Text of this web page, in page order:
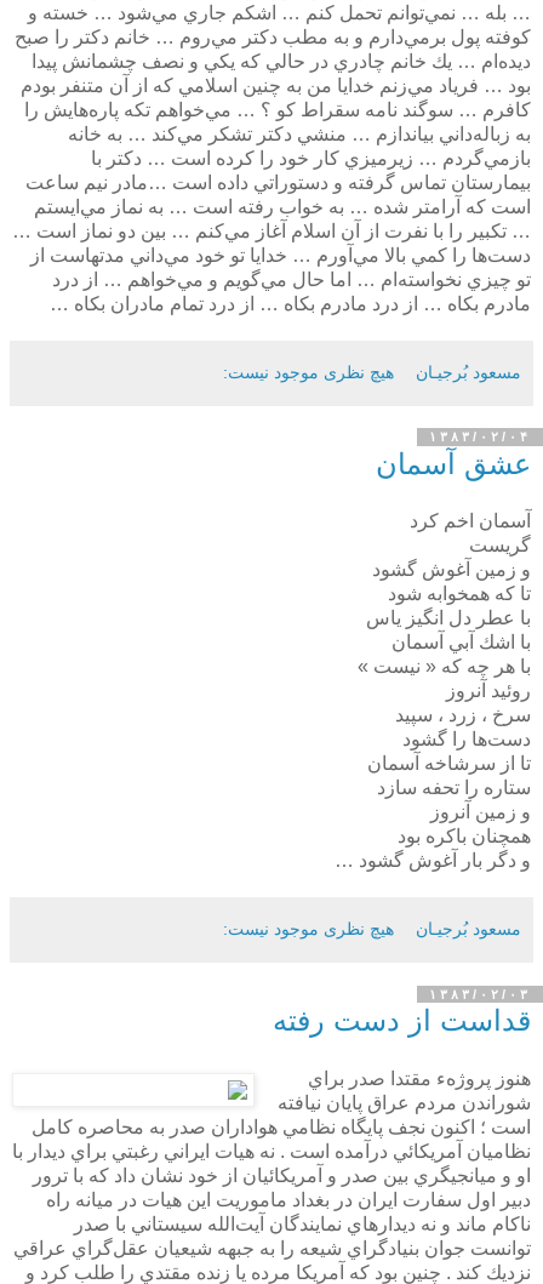
… بله … نمي‌توانم تحمل كنم … اشكم جاري مي‌شود … خسته و
كوفته پول برمي‌دارم و به مطب دكتر مي‌روم … خانم دكتر را صبح
ديده‌ام … يك خانم چادري در حالي كه يكي و نصف چشمانش پيدا
بود … فرياد مي‌زنم خدايا من به چنين اسلامي كه از آن متنفر بودم
كافرم … سوگند نامه سقراط كو ؟ … مي‌خواهم تكه پاره‌هايش را
به زباله‌داني بياندازم … منشي دكتر تشكر مي‌كند … به خانه
بازمي‌گردم … زيرميزي كار خود را كرده است … دكتر با
بيمارستان تماس گرفته و دستوراتي داده است …مادر نيم ساعت
است كه آرامتر شده … به خواب رفته است … به نماز مي‌ايستم
… تكبير را با نفرت از آن اسلام آغاز مي‌كنم … بين دو نماز است …
دست‌ها را كمي بالا مي‌آورم … خدايا تو خود مي‌داني مدتهاست از
تو چيزي نخواسته‌ام … اما حال مي‌گويم و مي‌خواهم … از درد
مادرم بكاه … از درد مادرم بكاه … از درد تمام مادران بكاه …
مسعود بُرجيـان هیچ نظری موجود نیست:
۱۳۸۳/۰۲/۰۴
عشق آسمان
آسمان اخم كرد
گريست
و زمين آغوش گشود
تا كه همخوابه شود
با عطر دل انگيز ياس
با اشك آبي آسمان
با هر چه كه « نيست »
روئيد آنروز
سرخ ، زرد ، سپيد
دست‌ها را گشود
تا از سرشاخه آسمان
ستاره را تحفه سازد
و زمين آنروز
همچنان باكره بود
و دگر بار آغوش گشود …
مسعود بُرجيـان هیچ نظری موجود نیست:
۱۳۸۳/۰۲/۰۳
قداست از دست رفته
هنوز پروژهء مقتدا صدر براي
شوراندن مردم عراق پايان نيافته
است ؛ اكنون نجف پايگاه نظامي هواداران صدر به محاصره كامل
نظاميان آمريكائي درآمده است . نه هيات ايراني رغبتي براي ديدار با
او و ميانجيگري بين صدر و آمريكائيان از خود نشان داد كه با ترور
دبير اول سفارت ايران در بغداد ماموريت اين هيات در ميانه راه
ناكام ماند و نه ديدارهاي نمايندگان آيت‌الله سيستاني با صدر
توانست جوان بنيادگراي شيعه را به جبهه شيعيان عقل‌گراي عراقي
نزديك كند . چنين بود كه آمريكا مرده يا زنده مقتدي را طلب كرد و